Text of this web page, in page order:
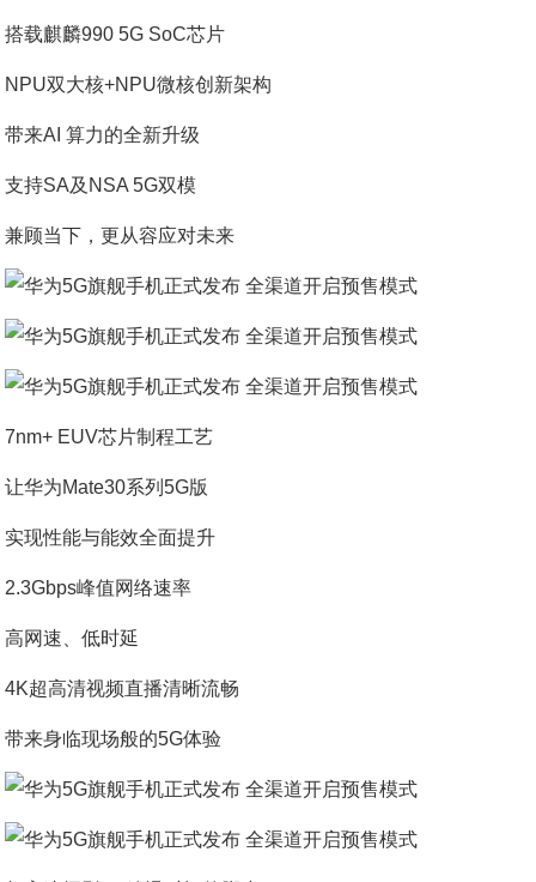
搭载麒麟990 5G SoC芯片
NPU双大核+NPU微核创新架构
带来AI 算力的全新升级
支持SA及NSA 5G双模
兼顾当下，更从容应对未来
7nm+ EUV芯片制程工艺
让华为Mate30系列5G版
实现性能与能效全面提升
2.3Gbps峰值网络速率
高网速、低时延
4K超高清视频直播清晰流畅
带来身临现场般的5G体验